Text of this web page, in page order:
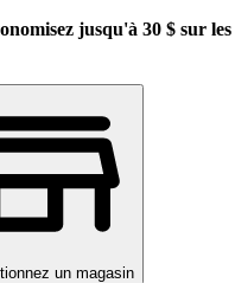
jusqu'à 30 $ sur
un magasin